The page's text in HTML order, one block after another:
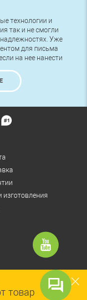
технологии и
так и не смогли
Уже
для письма
на нее нанести
который
привлечет к ней
товар
изготовления